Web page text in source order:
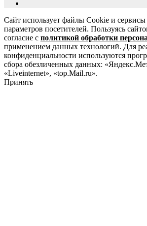
Сайт использует файлы Cookie и сервисы
параметров посетителей. Пользуясь
согласие с политикой обработки
применением данных технологий. Для
конфиденциальности используются
сбора обезличенных данных:
«Liveinternet», «top.Mail.ru».
Принять